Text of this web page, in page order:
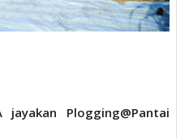
jayakan Plogging@Pantai